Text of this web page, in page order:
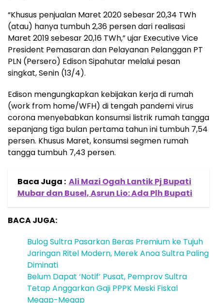
“Khusus penjualan Maret 2020 sebesar 20,34 TWh
(atau) hanya tumbuh 2,36 persen dari realisasi
Maret 2019 sebesar 20,16 TWh,” ujar Executive Vice
President Pemasaran dan Pelayanan Pelanggan PT
PLN (Persero) Edison Sipahutar melalui pesan
singkat, Senin (13/4).
Edison mengungkapkan kebijakan kerja di rumah
(work from home/WFH) di tengah pandemi virus
corona menyebabkan konsumsi listrik rumah tangga
sepanjang tiga bulan pertama tahun ini tumbuh 7,54
persen. Khusus Maret, konsumsi segmen rumah
tangga tumbuh 7,43 persen.
Baca Juga : Ali Mazi Ogah Lantik Pj Bupati
Mubar dan Busel, Asrun Lio: Ada Plh Bupati
BACA JUGA:
Bulog Sultra Pasarkan Beras Premium ke Tujuh
Jaringan Ritel Modern, Merek Anoa Sultra Paling
Diminati
Belum Dapat ‘Notif’ Pusat, Pemprov Sultra
Tetap Anggarkan Gaji PPPK Meski Fiskal
Megap-Megap